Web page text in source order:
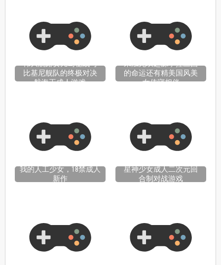
伟大航路女儿岛秘战与
比基尼舰队的终极对决
航海王成人游戏
来浊无双起源掌控三国
的命运还有精美国风美
女侍寝相伴
我的人工少女，18禁成人
新作
星神少女成人二次元回
合制对战游戏